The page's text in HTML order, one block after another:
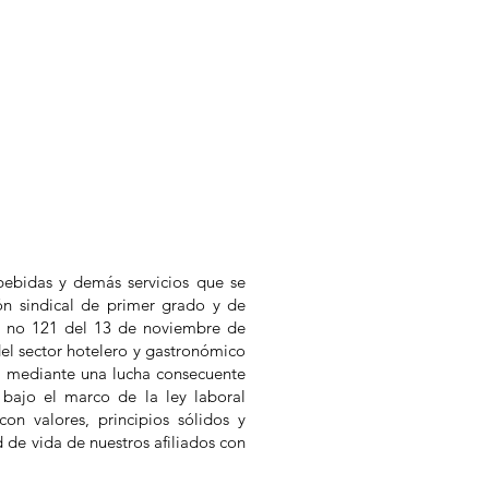
y demás servicios que se
sindical de primer grado y de
no 121 del 13 de noviembre de
sector hotelero y gastronómico
una lucha consecuente
bajo el marco de la ley laboral
valores, principios sólidos y
vida de nuestros afiliados con